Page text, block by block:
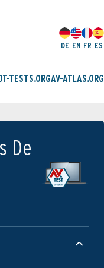
DE EN FR ES
TESTS.ORGAV-ATLAS.ORG
De